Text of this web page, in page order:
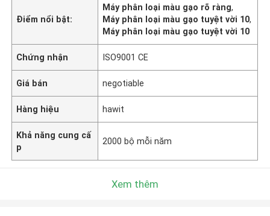
Điểm nổi bật:
Máy phân loại màu gạo rõ ràng,
Máy phân loại màu gạo tuyệt vời 10,
Máy phân loại màu gạo tuyệt vời 10
Chứng nhận ISO9001 CE
Giá bán negotiable
Hàng hiệu hawit
Khả năng cung cấ
p
2000 bộ mỗi năm
Xem thêm